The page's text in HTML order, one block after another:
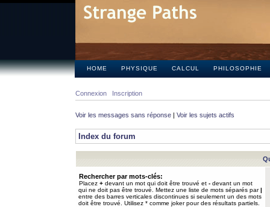
HOME PHYSIQUE CALCUL PHILOSOPHIE
Connexion Inscription
Voir les messages sans réponse | Voir les sujets actifs
Index du forum
Rechercher par mots-clés:
Placez + devant un mot qui doit être trouvé et - devant un mot
qui ne doit pas être trouvé. Mettez une liste de mots séparés par|
entre des barres verticales discontinues si seulement un des mots
doit être trouvé. Utilisez * comme joker pour des résultats partiels.